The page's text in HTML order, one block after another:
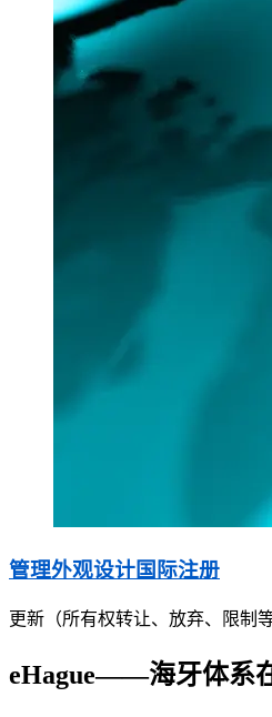
管理外观设计国际注册
更新（所有权转让、放弃、限制
eHague——海牙体系